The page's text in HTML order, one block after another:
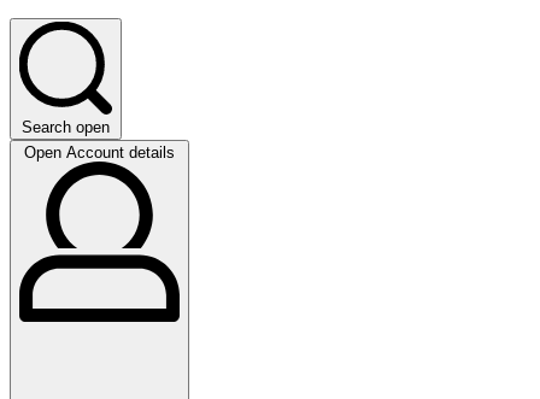
Search open
Open Account details